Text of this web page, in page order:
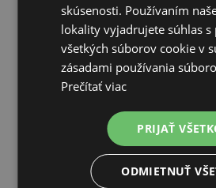
3,99€
SKLADOM
PRIDAŤ DO KOŠÍKA
skúsenosti. Používaním
lokality vyjadrujete súhlas s
všetkých súborov cookie v
zásadami používania
Prečítať viac
PRIJAŤ
ODMIETNUŤ